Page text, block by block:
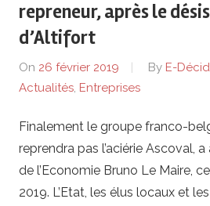
repreneur, après le
d’Altifort
On 26 février 2019 By E-
Actualités, Entreprises
Finalement le groupe franco-
reprendra pas l’aciérie Ascoval,
de l’Economie Bruno Le Maire,
2019. L’Etat, les élus locaux et